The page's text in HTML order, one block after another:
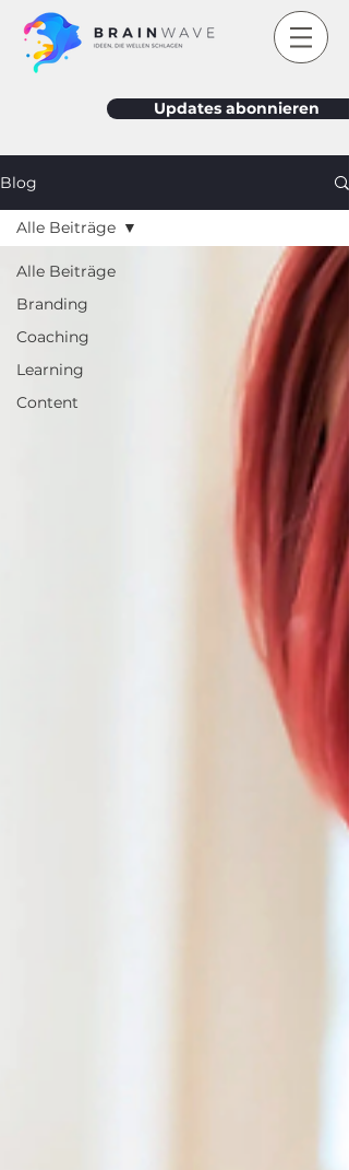
Updates abonnieren
Blog
Alle Beiträge
Branding
Coaching
Learning
Content
Alle Beiträge